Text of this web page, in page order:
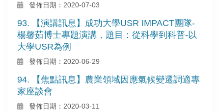
發佈日期：2020-07-03
93. 【演講訊息】成功大學USR IMPACT團隊-
楊馨茹博士專題演講，題目：從科學到科普-以
大學USR為例
發佈日期：2020-06-29
94. 【焦點訊息】農業領域因應氣候變遷調適專
家座談會
發佈日期：2020-03-11